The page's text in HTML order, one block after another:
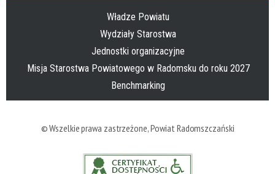
Władze Powiatu
Wydziały Starostwa
Jednostki organizacyjne
Misja Starostwa Powiatowego w Radomsku do roku 2027
Benchmarking
© Wszelkie prawa zastrzeżone,Powiat Radomszczański